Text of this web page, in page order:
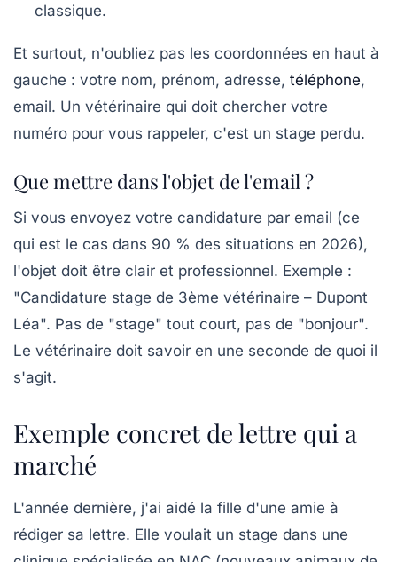
classique.
Et surtout, n'oubliez pas les coordonnées en haut à
gauche : votre nom, prénom, adresse, téléphone,
email. Un vétérinaire qui doit chercher votre
numéro pour vous rappeler, c'est un stage perdu.
Que mettre dans l'objet de l'email ?
Si vous envoyez votre candidature par email (ce
qui est le cas dans 90 % des situations en 2026),
l'objet doit être clair et professionnel. Exemple :
"Candidature stage de 3ème vétérinaire – Dupont
Léa". Pas de "stage" tout court, pas de "bonjour".
Le vétérinaire doit savoir en une seconde de quoi il
s'agit.
Exemple concret de lettre qui a
marché
L'année dernière, j'ai aidé la fille d'une amie à
rédiger sa lettre. Elle voulait un stage dans une